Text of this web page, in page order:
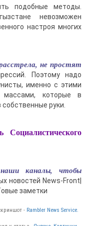
подобные методы.
невозможен
настроя многих
не простят
Поэтому надо
именно с этими
которые в
руки.
Социалистического
наши каналы, чтобы
новостей News-Front|
заметки
- Rambler News Service.